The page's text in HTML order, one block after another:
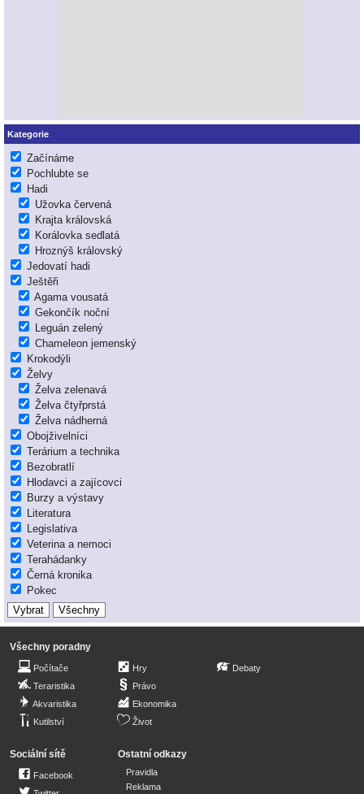
Kategorie
Začínáme
Pochlubte se
Hadi
Užovka červená
Krajta královská
Korálovka sedlatá
Hroznýš královský
Jedovatí hadi
Ještěři
Agama vousatá
Gekončík noční
Leguán zelený
Chameleon jemenský
Krokodýli
Želvy
Želva zelenavá
Želva čtyřprstá
Želva nádherná
Obojživelníci
Terárium a technika
Bezobratlí
Hlodavci a zajícovci
Burzy a výstavy
Literatura
Legislativa
Veterina a nemoci
Terahádanky
Černá kronika
Pokec
Všechny poradny
Počítače
Teraristika
Akvaristika
Kutilství
Hry
Právo
Ekonomika
Život
Debaty
Sociální sítě
Facebook
Ostatní odkazy
Pravidla
Reklama